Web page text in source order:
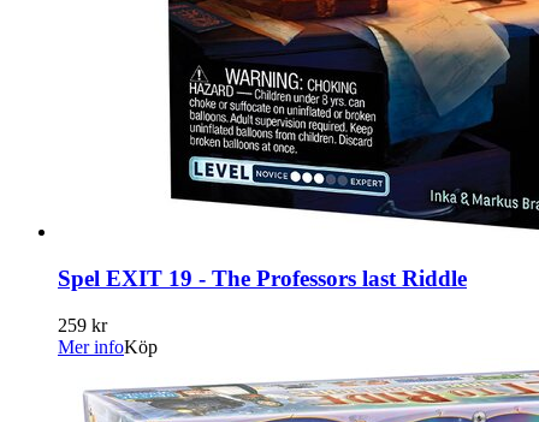
Spel EXIT 19 - The Professors last Riddle
259 kr
Mer infoKöp